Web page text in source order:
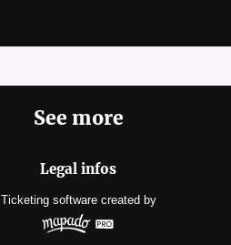
See more
Legal infos
Ticketing software created by